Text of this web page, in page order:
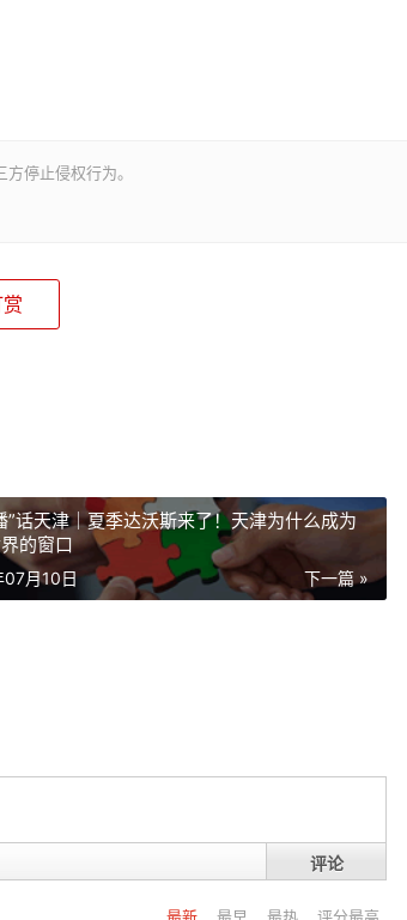
停止侵权行为。
”话天津｜夏季达沃斯来了！天津为什么成为
的窗口
下一篇 »
月10日
评论